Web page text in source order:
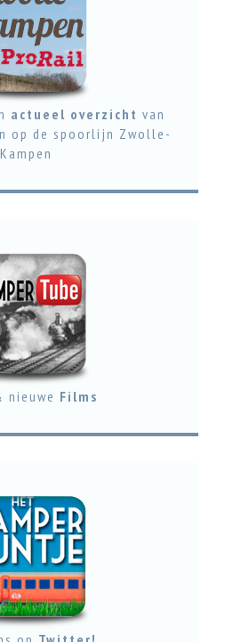
actueel overzicht van
op de spoorlijn Zwolle-
Kampen
nieuwe Films